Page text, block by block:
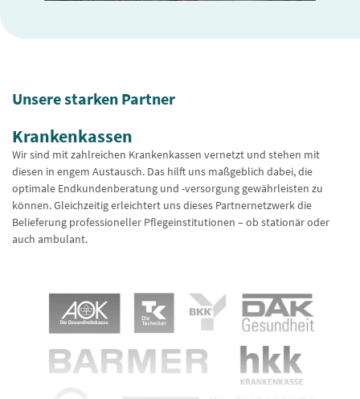
Unsere starken Partner
Krankenkassen
Wir sind mit zahlreichen Krankenkassen vernetzt und stehen mit
diesen in engem Austausch. Das hilft uns maßgeblich dabei, die
optimale Endkundenberatung und -versorgung gewährleisten zu
können. Gleichzeitig erleichtert uns dieses Partnernetzwerk die
Belieferung professioneller Pflegeinstitutionen – ob stationär oder
auch ambulant.